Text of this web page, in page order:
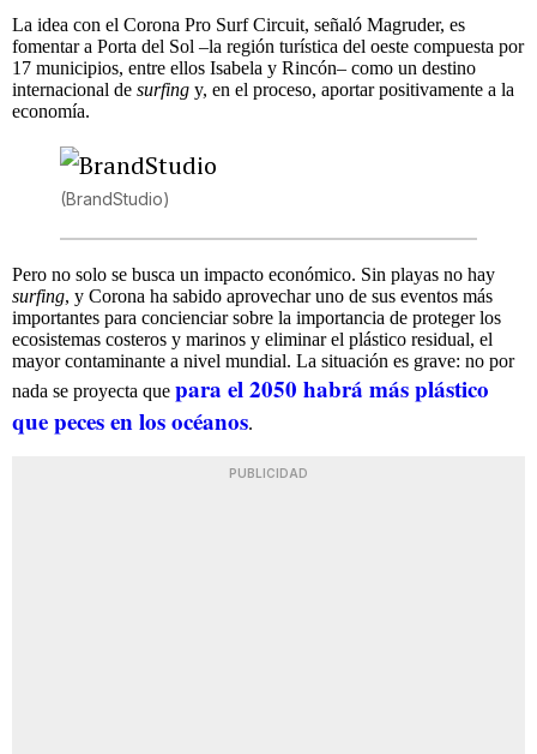
La idea con el Corona Pro Surf Circuit, señaló Magruder, es
fomentar a Porta del Sol –la región turística del oeste compuesta por
17 municipios, entre ellos Isabela y Rincón– como un destino
internacional de surfing y, en el proceso, aportar positivamente a la
economía.
(BrandStudio)
Pero no solo se busca un impacto económico. Sin playas no hay
surfing, y Corona ha sabido aprovechar uno de sus eventos más
importantes para concienciar sobre la importancia de proteger los
ecosistemas costeros y marinos y eliminar el plástico residual, el
mayor contaminante a nivel mundial. La situación es grave: no por
nada se proyecta que para el 2050 habrá más plástico
que peces en los océanos.
PUBLICIDAD